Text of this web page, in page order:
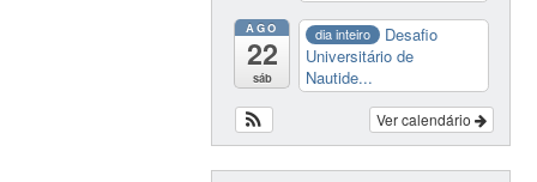
AGO
22
sáb
dia inteiro
Desafio
Universitário de
Nautide...
Ver calendário